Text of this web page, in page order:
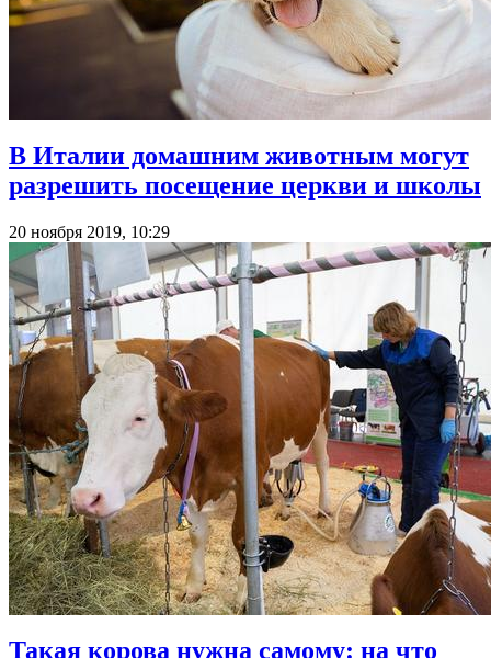
В Италии домашним животным могут
разрешить посещение церкви и школы
20 ноября 2019, 10:29
Такая корова нужна самому: на что